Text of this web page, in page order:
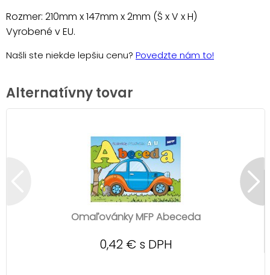
Rozmer: 210mm x 147mm x 2mm (Š x V x H)
Vyrobené v EU.
Našli ste niekde lepšiu cenu? Povedzte nám to!
Alternatívny tovar
Omaľovánky MFP Abeceda
0,42 € s DPH